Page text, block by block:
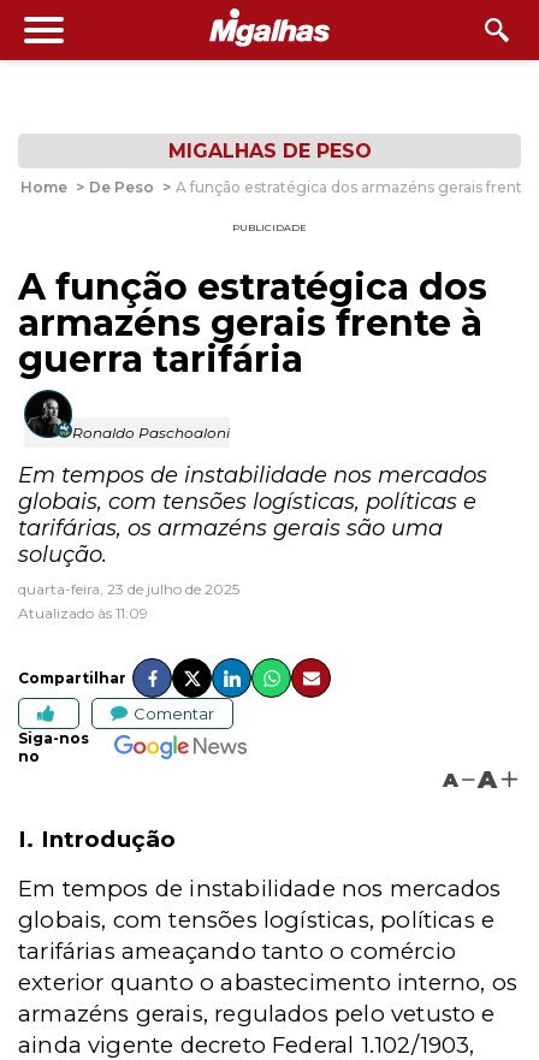
MIGALHAS DE PESO
Home > De Peso > A função estratégica dos armazéns gerais frente
PUBLICIDADE
A função estratégica dos
armazéns gerais frente à
guerra tarifária
Ronaldo Paschoaloni
Em tempos de instabilidade nos mercados
globais, com tensões logísticas, políticas e
tarifárias, os armazéns gerais são uma
solução.
quarta-feira, 23 de julho de 2025
Atualizado às 11:09
Compartilhar
Comentar
Siga-nos
no
A A
I. Introdução
Em tempos de instabilidade nos mercados
globais, com tensões logísticas, políticas e
tarifárias ameaçando tanto o comércio
exterior quanto o abastecimento interno, os
armazéns gerais, regulados pelo vetusto e
ainda vigente decreto Federal 1.102/1903,